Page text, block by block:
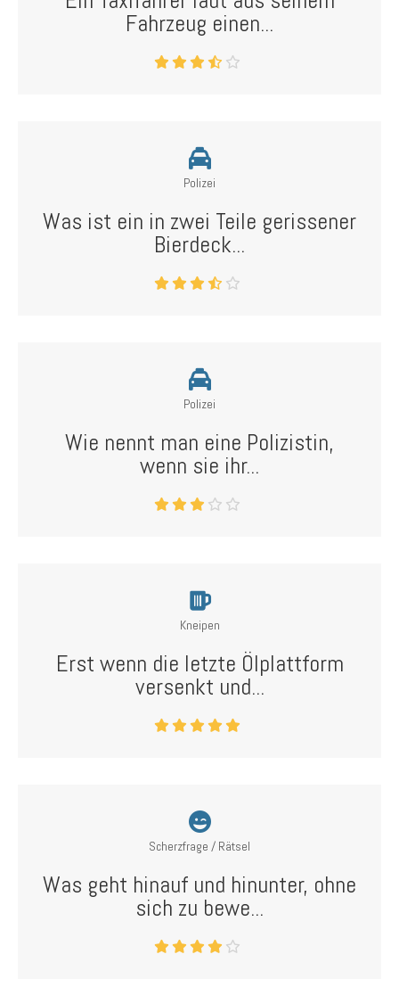
Fahrzeug einen...
Polizei
Was ist ein in zwei Teile gerissener
Bierdeck...
Polizei
Wie nennt man eine Polizistin,
wenn sie ihr...
Kneipen
Erst wenn die letzte Ölplattform
versenkt und...
Scherzfrage / Rätsel
Was geht hinauf und hinunter, ohne
sich zu bewe...